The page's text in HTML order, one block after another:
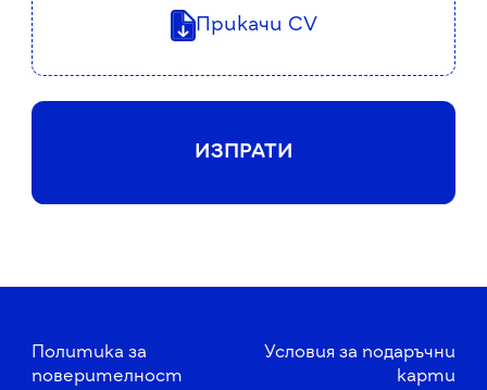
Прикачи CV
ИЗПРАТИ
Политика за
поверителност
Условия за подаръчни
карти